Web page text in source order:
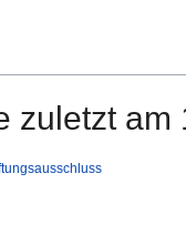
zuletzt